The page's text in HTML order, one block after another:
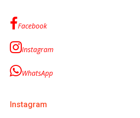
Facebook
Instagram
WhatsApp
Instagram